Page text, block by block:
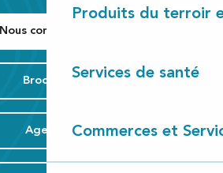
Produits du terroir
Services de santé
Commerces et
Nous contacter
Brochure
Agenda